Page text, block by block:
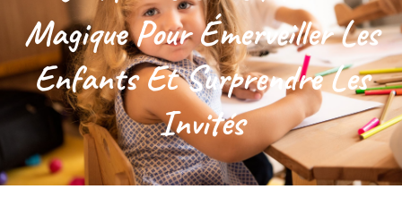
Magique Pour Émerveiller Les
Enfants Et Surprendre Les
Invités